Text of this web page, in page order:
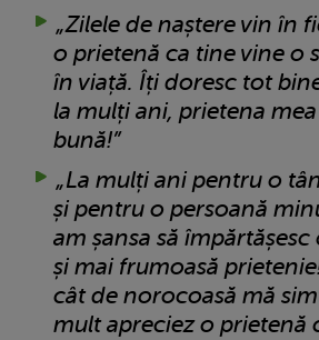
„Zilele de naștere vin în
o prietenă ca tine vine o
în viață. Îți doresc tot
la mulți ani, prietena
bună!”
„La mulți ani pentru o
și pentru o persoană
am șansa să
și mai frumoasă
cât de norocoasă mă
mult apreciez o prietenă